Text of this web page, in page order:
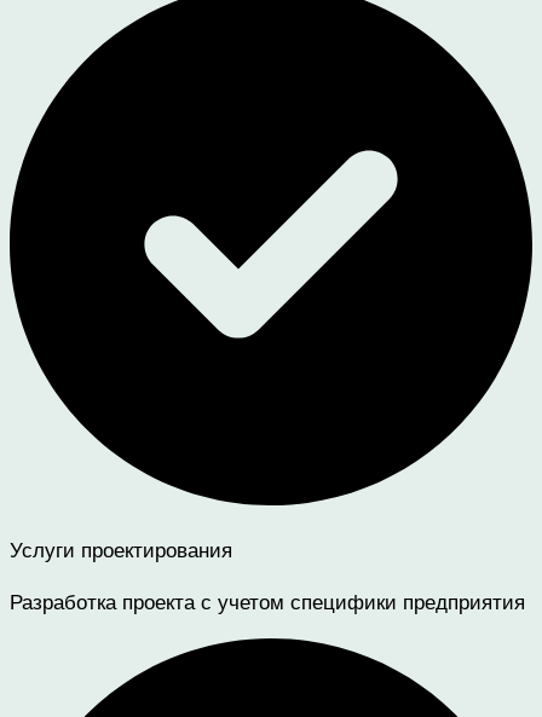
Услуги проектирования
Разработка проекта с учетом специфики предприятия